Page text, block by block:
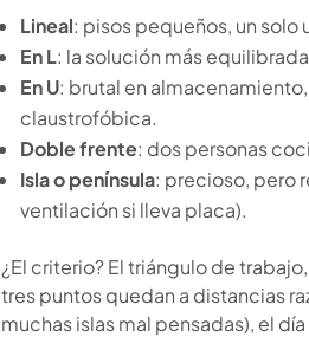
Lineal: pisos pequeños, un solo
En L: la solución más
En U: brutal en
claustrofóbica.
Doble frente: dos personas
Isla o península: precioso, pero
ventilación si lleva placa).
¿El criterio? El triángulo de
tres puntos quedan a distancias
muchas islas mal pensadas), el